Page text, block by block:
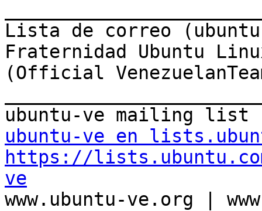
Lista de correo
Fraternidad Ubuntu
(Official
ubuntu-ve en
https://
ve
www.ubuntu-ve.org |